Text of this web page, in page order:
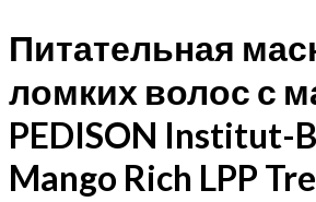
Питательная
ломких волос с
PEDISON Institut-
Mango Rich LPP